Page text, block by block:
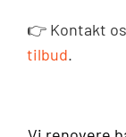
👉 Kontakt
tilbud.